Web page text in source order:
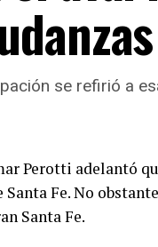
se refirió a
Perotti adelantó
Fe. No
Santa Fe.